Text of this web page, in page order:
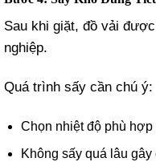
Sau khi giặt, đồ vải
nghiệp.
Quá trình sấy cần chú ý:
Chọn nhiệt độ phù
Không sấy quá lâu